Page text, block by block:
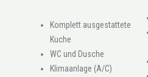
Komplett ausgestattete
Kuche
WC und Dusche
Klimaanlage (A/C)